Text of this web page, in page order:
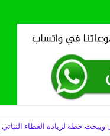
ويبحث خطة لزيادة الغطاء النباتي